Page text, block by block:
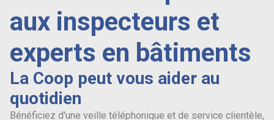
aux inspecteurs et
experts en bâtiments
La Coop peut vous aider au
quotidien
Bénéficiez d'une veille téléphonique et de service clientèle,